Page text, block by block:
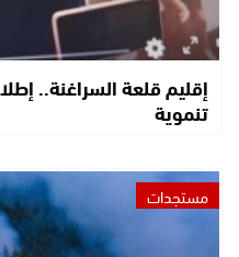
إقليم قلعة السراغنة..
تنموية
مستجدات